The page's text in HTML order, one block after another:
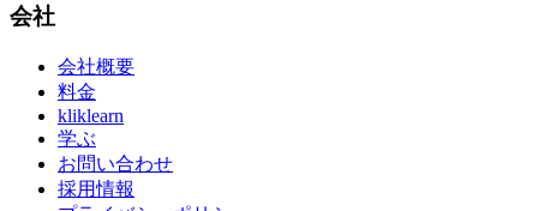
会社
会社概要
料金
kliklearn
学ぶ
お問い合わせ
採用情報